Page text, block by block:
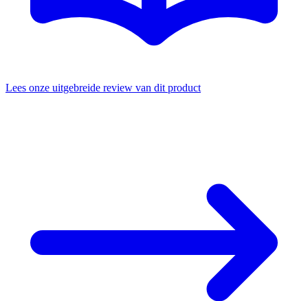
Lees onze uitgebreide review van dit product